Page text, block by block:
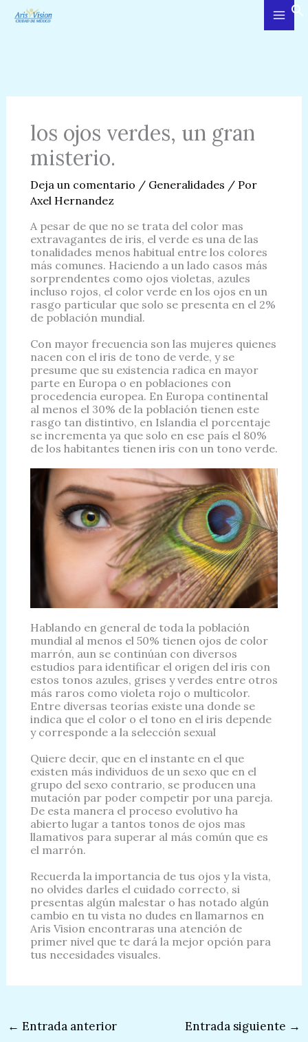
los ojos verdes, un gran
misterio.
Deja un comentario / Generalidades / Por
Axel Hernandez
A pesar de que no se trata del color mas
extravagantes de iris, el verde es una de las
tonalidades menos habitual entre los colores
más comunes. Haciendo a un lado casos más
sorprendentes como ojos violetas, azules
incluso rojos, el color verde en los ojos en un
rasgo particular que solo se presenta en el 2%
de población mundial.
Con mayor frecuencia son las mujeres quienes
nacen con el iris de tono de verde, y se
presume que su existencia radica en mayor
parte en Europa o en poblaciones con
procedencia europea. En Europa continental
al menos el 30% de la población tienen este
rasgo tan distintivo, en Islandia el porcentaje
se incrementa ya que solo en ese país el 80%
de los habitantes tienen iris con un tono verde.
Hablando en general de toda la población
mundial al menos el 50% tienen ojos de color
marrón, aun se continúan con diversos
estudios para identificar el origen del iris con
estos tonos azules, grises y verdes entre otros
más raros como violeta rojo o multicolor.
Entre diversas teorías existe una donde se
indica que el color o el tono en el iris depende
y corresponde a la selección sexual
Quiere decir, que en el instante en el que
existen más individuos de un sexo que en el
grupo del sexo contrario, se producen una
mutación par poder competir por una pareja.
De esta manera el proceso evolutivo ha
abierto lugar a tantos tonos de ojos mas
llamativos para superar al más común que es
el marrón.
Recuerda la importancia de tus ojos y la vista,
no olvides darles el cuidado correcto, si
presentas algún malestar o has notado algún
cambio en tu vista no dudes en llamarnos en
Aris Vision encontraras una atención de
primer nivel que te dará la mejor opción para
tus necesidades visuales.
← Entrada anterior Entrada siguiente →